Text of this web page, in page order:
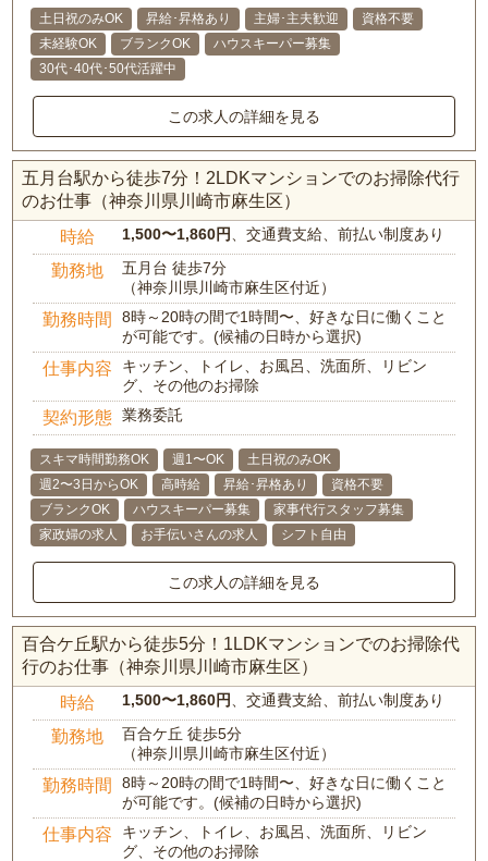
土日祝のみOK 昇給･昇格あり 主婦･主夫歓迎
資格不要
未経験OK
ブランクOK
ハウスキーパー募集
30代･40代･50代活躍中
この求人の詳細を見る
五月台駅から徒歩7分！2LDKマンションでのお掃除代行
のお仕事（神奈川県川崎市麻生区）
時給 1,500〜1,860円 、交通費支給、前払い制度あり
勤務地
五月台 徒歩7分
（神奈川県川崎市麻生区付近）
勤務時間
8時～20時の間で1時間〜、好きな日に働くこと
が可能です。(候補の日時から選択)
仕事内容
キッチン、トイレ、お風呂、洗面所、リビン
グ、その他のお掃除
契約形態 業務委託
スキマ時間勤務OK 週1〜OK
土日祝のみOK
週2〜3日からOK
高時給 昇給･昇格あり
資格不要
ブランクOK
ハウスキーパー募集
家事代行スタッフ募集
家政婦の求人
お手伝いさんの求人 シフト自由
この求人の詳細を見る
百合ケ丘駅から徒歩5分！1LDKマンションでのお掃除代
行のお仕事（神奈川県川崎市麻生区）
時給 1,500〜1,860円 、交通費支給、前払い制度あり
勤務地
百合ケ丘 徒歩5分
（神奈川県川崎市麻生区付近）
勤務時間
8時～20時の間で1時間〜、好きな日に働くこと
が可能です。(候補の日時から選択)
仕事内容
キッチン、トイレ、お風呂、洗面所、リビン
グ、その他のお掃除